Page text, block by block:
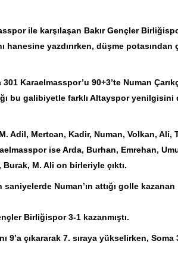
spor ile karşılaşan Bakır Gençler
yazdırırken, düşme potasından
Karaelmasspor’u 90+3’te Numan
bu galibiyetle farklı Altayspor yenilgisini
Adil, Mertcan, Kadir, Numan, Volkan, Ali,
ise Arda, Burhan, Emrehan,
M. Ali on birleriyle çıktı.
Numan’ın attığı golle kazanan
Birliğispor 3-1 kazanmıştı.
9’a çıkararak 7. sıraya yükselirken, Soma
GÜNCEL